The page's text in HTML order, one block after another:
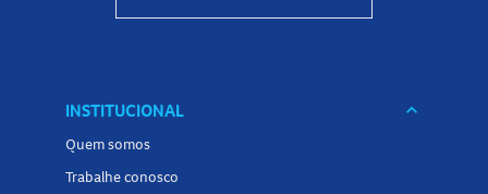
INSTITUCIONAL keyboard_arrow_down
Quem somos
Trabalhe conosco